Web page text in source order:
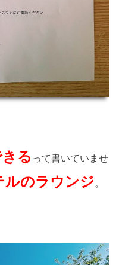
る って書いていませ
ルのラウンジ。